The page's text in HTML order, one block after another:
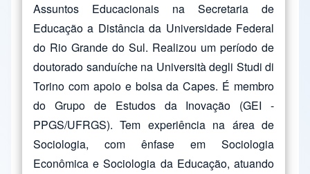
Assuntos Educacionais na Secretaria de
Educação a Distância da Universidade Federal
do Rio Grande do Sul. Realizou um período de
doutorado sanduíche na Università degli Studi di
Torino com apoio e bolsa da Capes. É membro
do Grupo de Estudos da Inovação (GEI -
PPGS/UFRGS). Tem experiência na área de
Sociologia, com ênfase em Sociologia
Econômica e Sociologia da Educação, atuando